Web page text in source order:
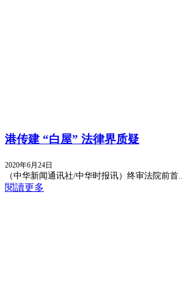
港传建 “白屋” 法律界质疑
2020年6月24日
（中华新闻通讯社/中华时报讯）终审法院前首...
閱讀更多